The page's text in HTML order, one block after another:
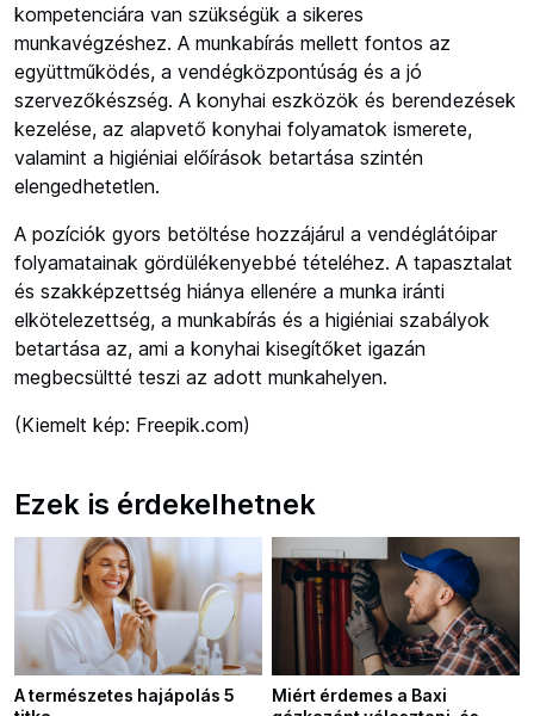
kompetenciára van szükségük a sikeres
munkavégzéshez. A munkabírás mellett fontos az
együttműködés, a vendégközpontúság és a jó
szervezőkészség. A konyhai eszközök és berendezések
kezelése, az alapvető konyhai folyamatok ismerete,
valamint a higiéniai előírások betartása szintén
elengedhetetlen.
A pozíciók gyors betöltése hozzájárul a vendéglátóipar
folyamatainak gördülékenyebbé tételéhez. A tapasztalat
és szakképzettség hiánya ellenére a munka iránti
elkötelezettség, a munkabírás és a higiéniai szabályok
betartása az, ami a konyhai kisegítőket igazán
megbecsültté teszi az adott munkahelyen.
(Kiemelt kép: Freepik.com)
Ezek is érdekelhetnek
A természetes hajápolás 5
Miért érdemes a Baxi